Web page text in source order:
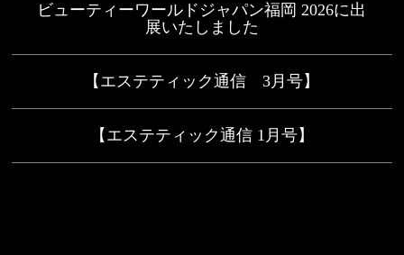
ビューティーワールドジャパン福岡 2026に出
展いたしました
【エステティック通信 3月号】
【エステティック通信 1月号】